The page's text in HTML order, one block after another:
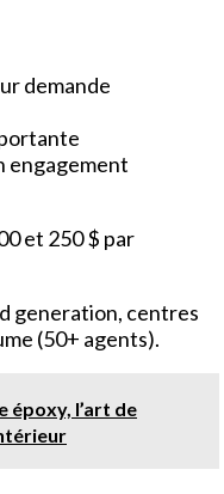
demande
engagement
et 250 $ par
generation, centres
(50+ agents).
époxy, l’art de